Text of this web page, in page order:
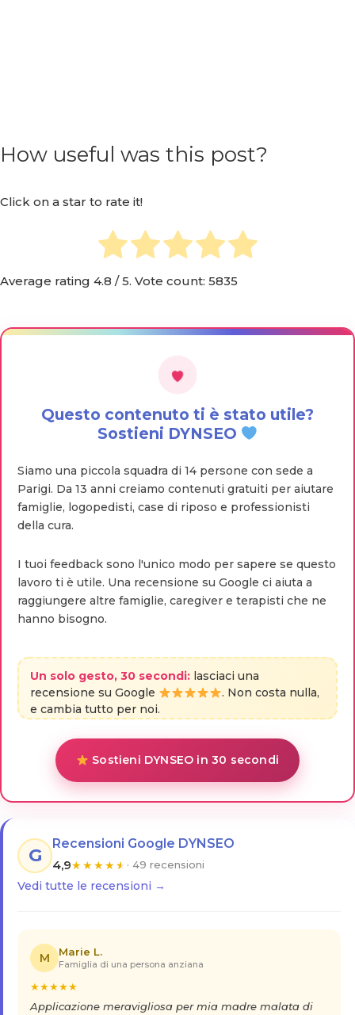
How useful was this post?
Click on a star to rate it!
Average rating 4.8 / 5. Vote count: 5835
Questo contenuto ti è stato utile?
Sostieni DYNSEO
Siamo una piccola squadra di 14 persone con sede a
Parigi. Da 13 anni creiamo contenuti gratuiti per aiutare
famiglie, logopedisti, case di riposo e professionisti
della cura.
I tuoi feedback sono l'unico modo per sapere se questo
lavoro ti è utile. Una recensione su Google ci aiuta a
raggiungere altre famiglie, caregiver e terapisti che ne
hanno bisogno.
Un solo gesto, 30 secondi: lasciaci una
recensione su Google
. Non costa nulla,
e cambia tutto per noi.
Sostieni DYNSEO in 30 secondi
G
Recensioni Google DYNSEO
4,9★★★★★ · 49 recensioni
Vedi tutte le recensioni →
M Marie L.
Famiglia di una persona anziana
★★★★★
Applicazione meravigliosa per mia madre malata di